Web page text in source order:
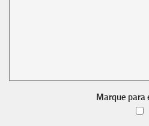
Marque para